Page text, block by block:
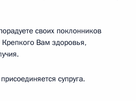
своих поклонников
Вам здоровья,
супруга.